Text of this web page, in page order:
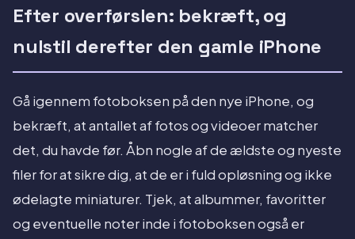
Efter overførslen: bekræft, og
nulstil derefter den gamle iPhone
Gå igennem fotoboksen på den nye iPhone, og
bekræft, at antallet af fotos og videoer matcher
det, du havde før. Åbn nogle af de ældste og nyeste
filer for at sikre dig, at de er i fuld opløsning og ikke
ødelagte miniaturer. Tjek, at albummer, favoritter
og eventuelle noter inde i fotoboksen også er